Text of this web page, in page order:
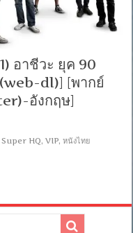
อาชีวะ ยุค 90
dl)] [พากย์
อังกฤษ]
Super HQ,VIP,หนังไทย